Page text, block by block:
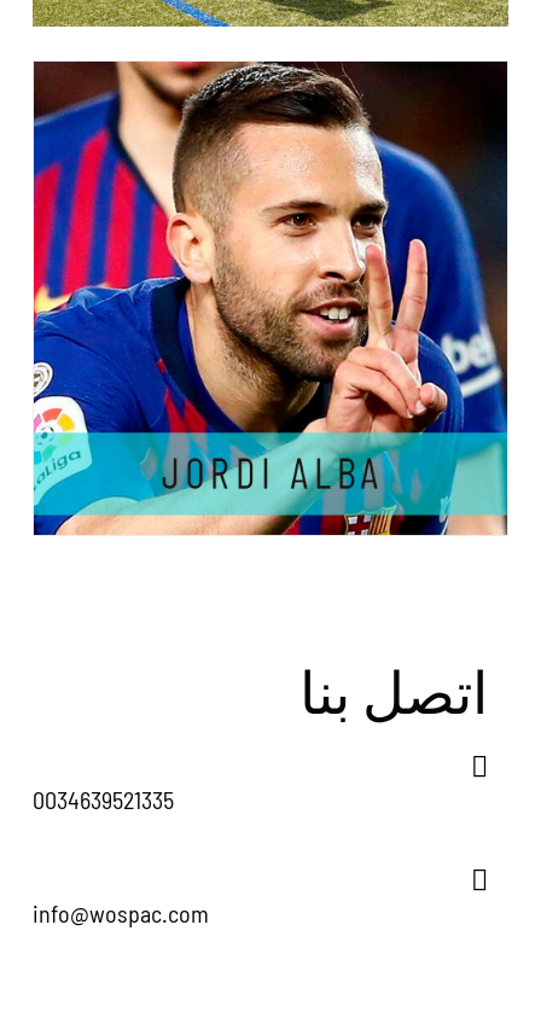
اتصل بنا
0034639521335
info@wospac.com